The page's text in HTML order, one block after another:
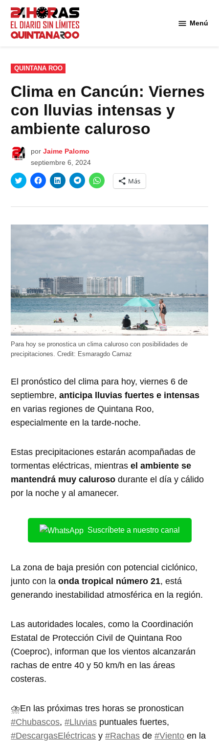
Saltar
contenido
Menú
PUBLICADO
EN
QUINTANA ROO
Clima en Cancún: Viernes
con lluvias intensas y
ambiente caluroso
por Jaime Palomo
septiembre 6, 2024
Haz
clic
en
abre
Haz
clic
en
abre
una
Haz
clic
en
abre
en
una
Haz
clic
en
abre
en
una
Haz
clic
para
en
abre
Más
Para hoy se pronostica un clima caluroso con posibilidades de
precipitaciones.Credit: Esmaragdo Camaz
El pronóstico del clima para hoy, viernes 6 de
septiembre,anticipa lluvias fuertes e intensas
en varias regiones de Quintana Roo,
especialmente en la tarde-noche.
Estas precipitaciones estarán acompañadas de
tormentas eléctricas, mientrasel ambiente se
mantendrá muy caluroso durante el día y cálido
por la noche y al amanecer.
Suscríbete a nuestro canal
La zona de baja presión con potencial ciclónico,
junto con laonda tropical número 21, está
generando inestabilidad atmosférica en la región.
Las autoridades locales, como la Coordinación
Estatal de Protección Civil de Quintana Roo
(Coeproc), informan que los vientos alcanzarán
rachas de entre 40 y 50 km/h en las áreas
costeras.
⛈️En las próximas tres horas se pronostican
#Chubascos,#Lluvias puntuales fuertes,
#DescargasEléctricas y#Rachas de#Viento en la